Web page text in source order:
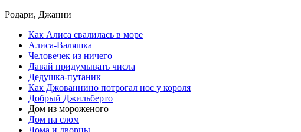
Родари, Джанни
Как Алиса свалилась в море
Алиса-Валяшка
Человечек из ничего
Давай придумывать числа
Дедушка-путаник
Как Джованнино потрогал нос у короля
Добрый Джильберто
Дом из мороженого
Дом на слом
Дома и дворцы